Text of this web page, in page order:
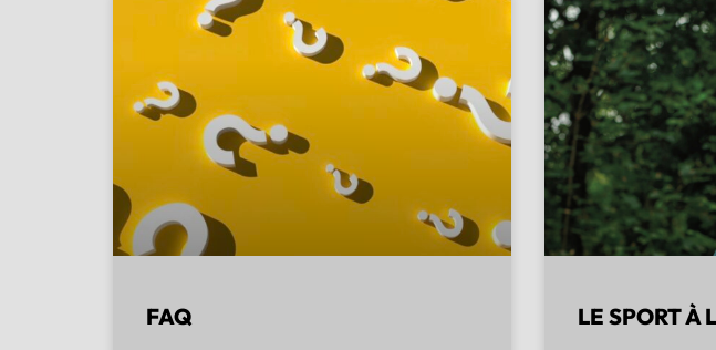
FAQ LE SPORT À